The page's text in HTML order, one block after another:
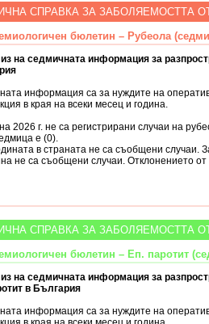
СПРАВКА ЗА ЗАБОЛЯЕМОСТТА
бюлетин – Рубеола
на седмичната информация за
информация са за нуждите на
в края на всеки месец и година.
2026 г. не са регистрирани случаи на
е (0).
в страната не са съобщени случаи.
не са съобщени случаи. Отклонението
СПРАВКА ЗА ЗАБОЛЯЕМОСТТА
бюлетин – Еп. паротит
на седмичната информация за
в България
информация са за нуждите на